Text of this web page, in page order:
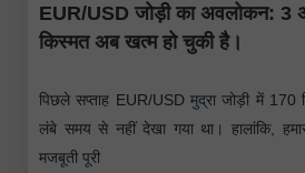
EUR/USD जोड़ी का अवलोकन: 3
किस्मत अब खत्म हो चुकी है।
पिछले सप्ताह EUR/USD मुद्रा जोड़ी में 170
लंबे समय से नहीं देखा गया था। हालांकि,
मजबूती पूरी